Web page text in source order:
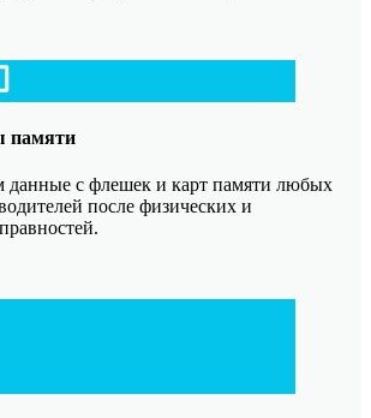
памяти
данные с флешек и карт памяти любых
после физических и